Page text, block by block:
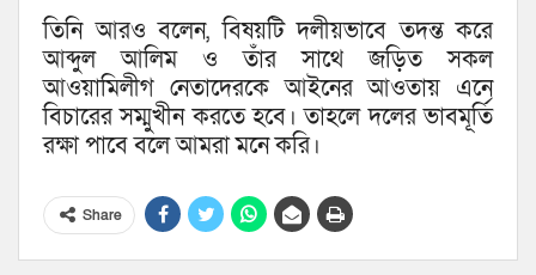
তিনি আরও বলেন, বিষয়টি দলীয়ভাবে তদন্ত করে
আব্দুল আলিম ও তাঁর সাথে জড়িত সকল
আওয়ামিলীগ নেতাদেরকে আইনের আওতায় এনে
বিচারের সম্মুখীন করতে হবে। তাহলে দলের ভাবমূর্তি
রক্ষা পাবে বলে আমরা মনে করি।
Share